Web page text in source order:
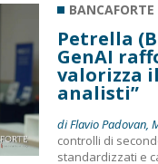
Petrella
GenAI
valorizza
analisti”
di Flavio Padovan,
controlli di
standardizzati e